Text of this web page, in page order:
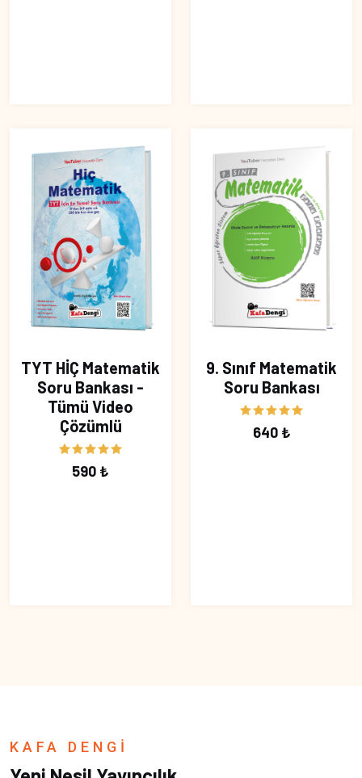
TYT HİÇ Matematik
Soru Bankası -
Tümü Video
Çözümlü
590 ₺
9. Sınıf Matematik
Soru Bankası
640 ₺
KAFA DENGİ